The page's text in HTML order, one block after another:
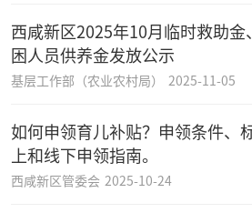
西咸新区2025年10月临时救助
困人员供养金发放公示
基层工作部（农业农村局） 2025-11-05
如何申领育儿补贴？申领条件、
上和线下申领指南。
西咸新区管委会 2025-10-24